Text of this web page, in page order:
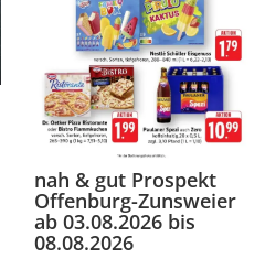
nah & gut Prospekt
Offenburg-Zunsweier
ab 03.08.2026 bis
08.08.2026